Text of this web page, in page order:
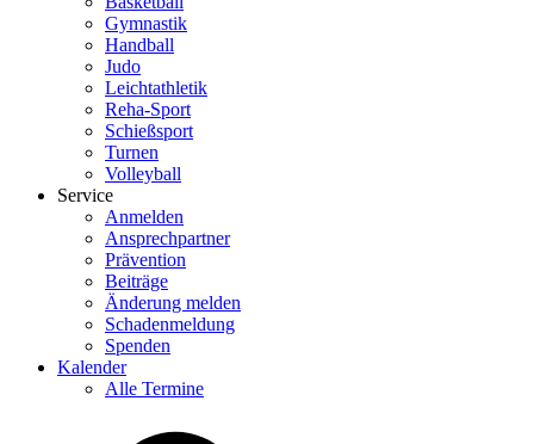
Gymnastik
Handball
Judo
Leichtathletik
Reha-Sport
Schießsport
Turnen
Volleyball
Service
Anmelden
Ansprechpartner
Prävention
Beiträge
Änderung melden
Schadenmeldung
Spenden
Kalender
Alle Termine